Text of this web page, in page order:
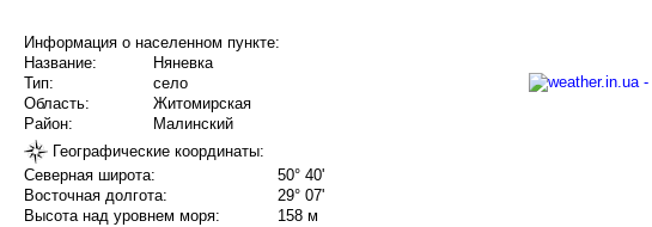
Информация о населенном пункте:
Название:
Няневка
Тип:
село
Область:
Житомирская
Район:
Малинский
Географические координаты:
Северная широта:
50° 40'
Восточная долгота:
29° 07'
Высота над уровнем моря:
158 м